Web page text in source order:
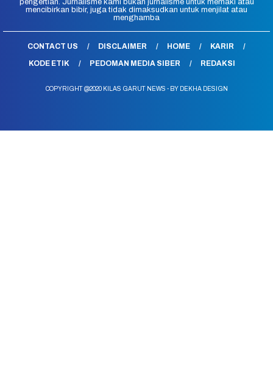
pengertian. Jurnalisme kami bukan jurnalisme untuk memaki atau
mencibirkan bibir, juga tidak dimaksudkan untuk menjilat atau
menghamba
CONTACT US DISCLAIMER HOME
KARIR
KODE ETIK
PEDOMAN MEDIA SIBER REDAKSI
COPYRIGHT @2020 KILAS GARUT NEWS - BY DEKHA DESIGN